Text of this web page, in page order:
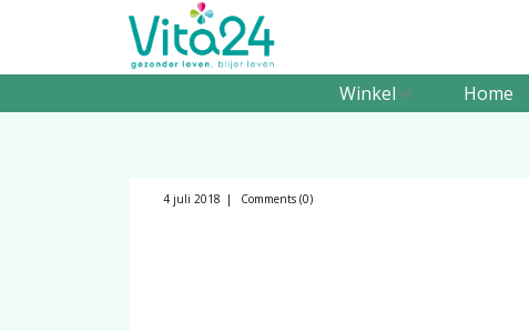
Winkel Home
4 juli 2018 Comments (0)